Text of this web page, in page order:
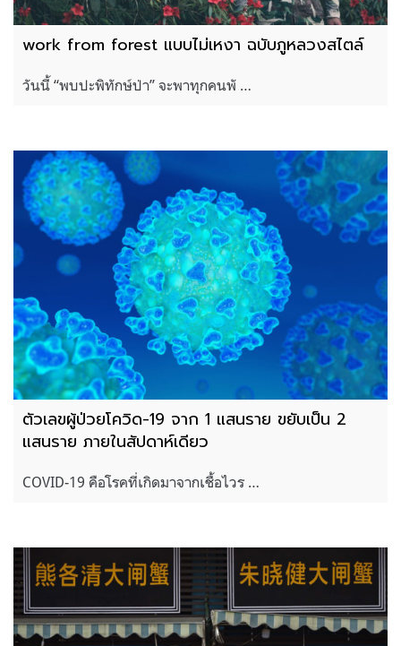
work from forest แบบไม่เหงา ฉบับภูหลวงสไตล์
วันนี้ “พบปะพิทักษ์ป่า” จะพาทุกคนพั …
ตัวเลขผู้ป่วยโควิด-19 จาก 1 แสนราย ขยับเป็น 2
แสนราย ภายในสัปดาห์เดียว
COVID-19 คือโรคที่เกิดมาจากเชื้อไวร …